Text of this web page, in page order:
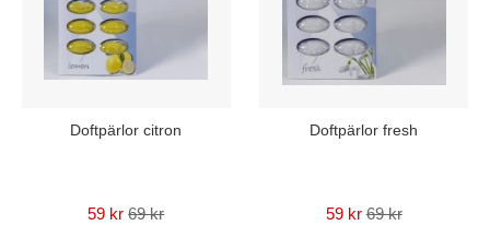
Doftpärlor citron
59 kr 69 kr
Doftpärlor fresh
59 kr 69 kr